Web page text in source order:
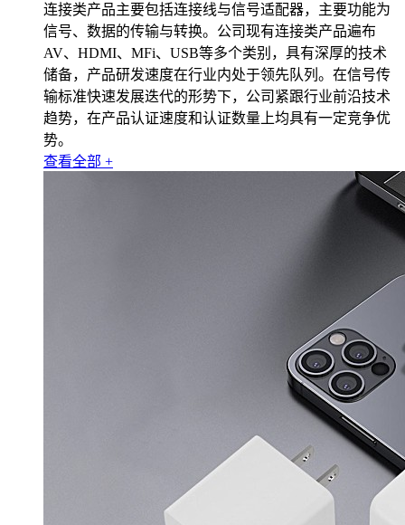
连接类产品主要包括连接线与信号适配器，主要功能为
信号、数据的传输与转换。公司现有连接类产品遍布
AV、HDMI、MFi、USB等多个类别，具有深厚的技术
储备，产品研发速度在行业内处于领先队列。在信号传
输标准快速发展迭代的形势下，公司紧跟行业前沿技术
趋势，在产品认证速度和认证数量上均具有一定竞争优
势。
查看全部 +